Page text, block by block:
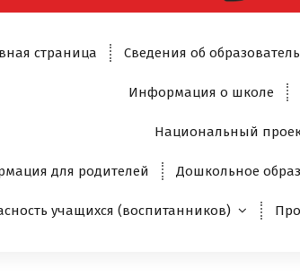
страница Сведения об
Информация о школе
Национальный
для родителей Дошкольное
учащихся (воспитанников)